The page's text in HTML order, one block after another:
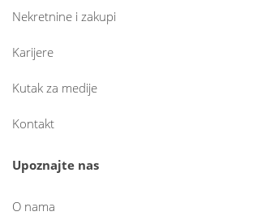
Nekretnine i zakupi
Karijere
Kutak za medije
Kontakt
Upoznajte nas
O nama